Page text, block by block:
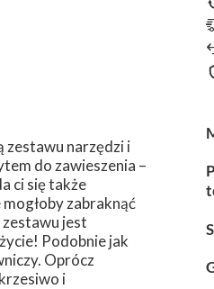
zestawu narzędzi i
do zawieszenia –
ci się także
zabraknąć
jest
Podobnie jak
Oprócz
i